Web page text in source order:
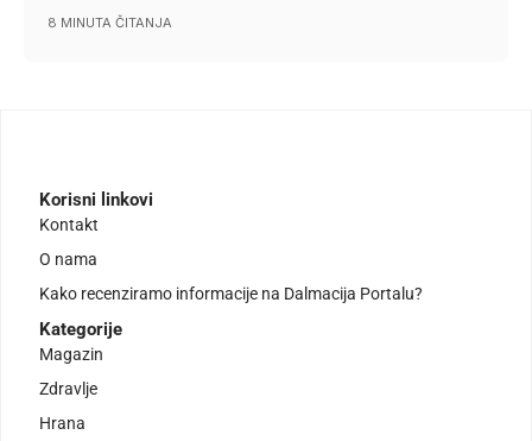
8 MINUTA ČITANJA
Korisni linkovi
Kontakt
O nama
Kako recenziramo informacije na Dalmacija Portalu?
Kategorije
Magazin
Zdravlje
Hrana